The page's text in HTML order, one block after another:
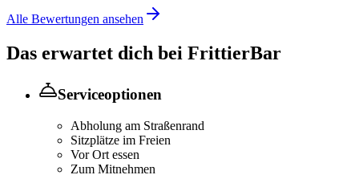
Alle Bewertungen ansehen
Das erwartet dich bei FrittierBar
Serviceoptionen
Abholung am Straßenrand
Sitzplätze im Freien
Vor Ort essen
Zum Mitnehmen